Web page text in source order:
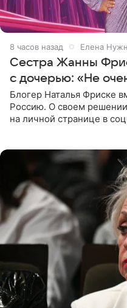
8 часов назад Елена
Сестра Жанны
с дочерью: «Не
Блогер Наталья Фриске
Россию. О своем
на личной странице в